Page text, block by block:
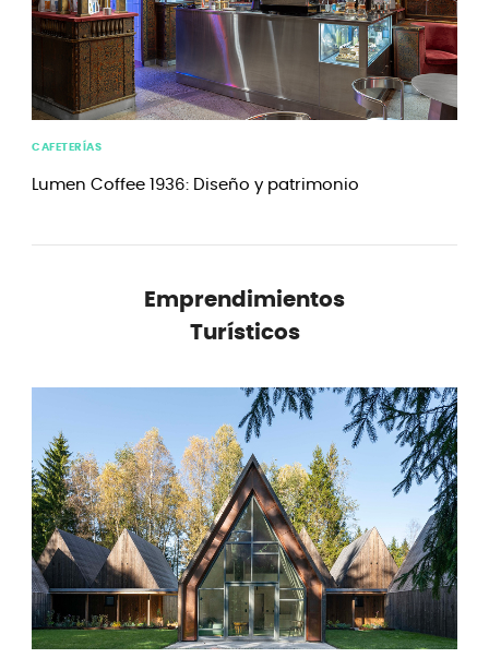
CAFETERÍAS
Lumen Coffee 1936: Diseño y patrimonio
Emprendimientos
Turísticos